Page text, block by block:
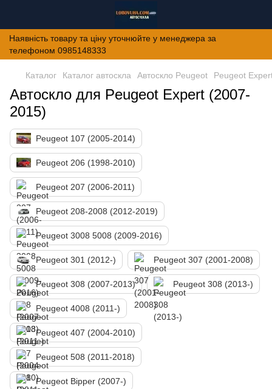
Наявність товару та ціну уточнюйте у менеджера за
телефоном 0985148333
Каталог Каталог автоскла Автоскло Peugeot Peugeot
Автоскло для Peugeot Expert (2007-
2015)
Peugeot 107 (2005-2014)
Peugeot 206 (1998-2010)
Peugeot 207 (2006-2011)
Peugeot 208-2008 (2012-2019)
Peugeot 3008 5008 (2009-2016)
Peugeot 301 (2012-) Peugeot 307 (2001-2008)
Peugeot 308 (2007-2013) Peugeot 308 (2013-)
Peugeot 4008 (2011-)
Peugeot 407 (2004-2010)
Peugeot 508 (2011-2018)
Peugeot Bipper (2007-)